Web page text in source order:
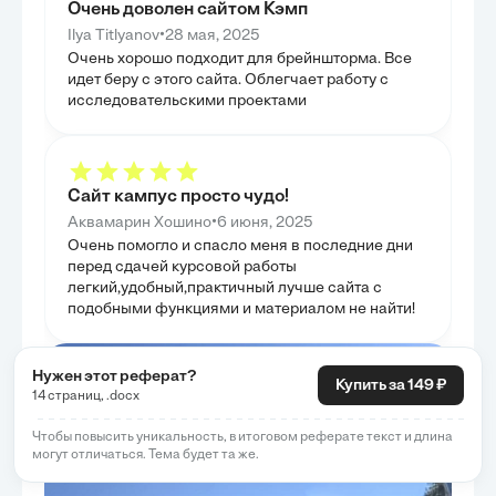
промышленность, демонстрируя её незаменимость.
Особое внимание уделялось оценке эффективности
термической обработки по таким критериям, как
прочность, долговечность и надежность, что
подтверждает её практическую ценность. Таким
выбора и контроля параметров обработки для
Очень доволен сайтом Кэмп
Ilya Titlyanov•28 мая, 2025
Очень хорошо подходит для брейншторма. Все
идет беру с этого сайта. Облегчает работу с
исследовательскими проектами
Сайт кампус просто чудо!
Аквамарин Хошино•6 июня, 2025
Очень помогло и спасло меня в последние дни
перед сдачей курсовой работы
легкий,удобный,практичный лучше сайта с
подобными функциями и материалом не найти!
Нужен этот реферат?
14 страниц, .docx
Купить за 149 ₽
Чтобы повысить уникальность, в итоговом реферате текст и длина
могут отличаться. Тема будет та же.